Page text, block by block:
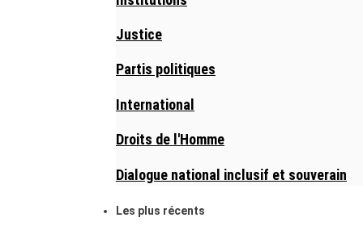
Justice
Partis politiques
International
Droits de l'Homme
Dialogue national inclusif et souverain
Les plus récents